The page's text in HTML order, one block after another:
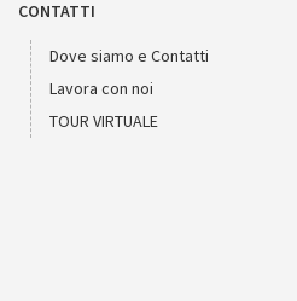
CONTATTI
Dove siamo e Contatti
Lavora con noi
TOUR VIRTUALE